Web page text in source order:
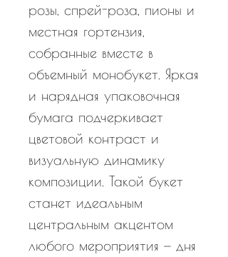
розы, спрей-роза, пионы и
местная гортензия,
собранные вместе в
объемный монобукет. Яркая
и нарядная упаковочная
бумага подчеркивает
цветовой контраст и
визуальную динамику
композиции. Такой букет
станет идеальным
центральным акцентом
любого мероприятия — дня